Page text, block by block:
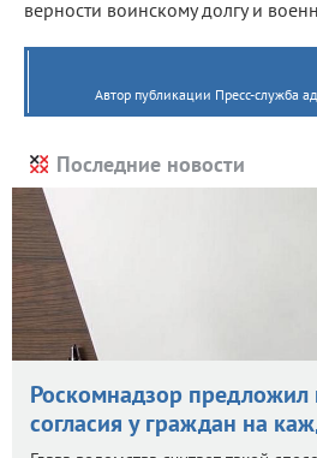
верности воинскому долгу и
Автор публикации Пресс-служба
Последние новости
Роскомнадзор предложил
согласия у граждан на